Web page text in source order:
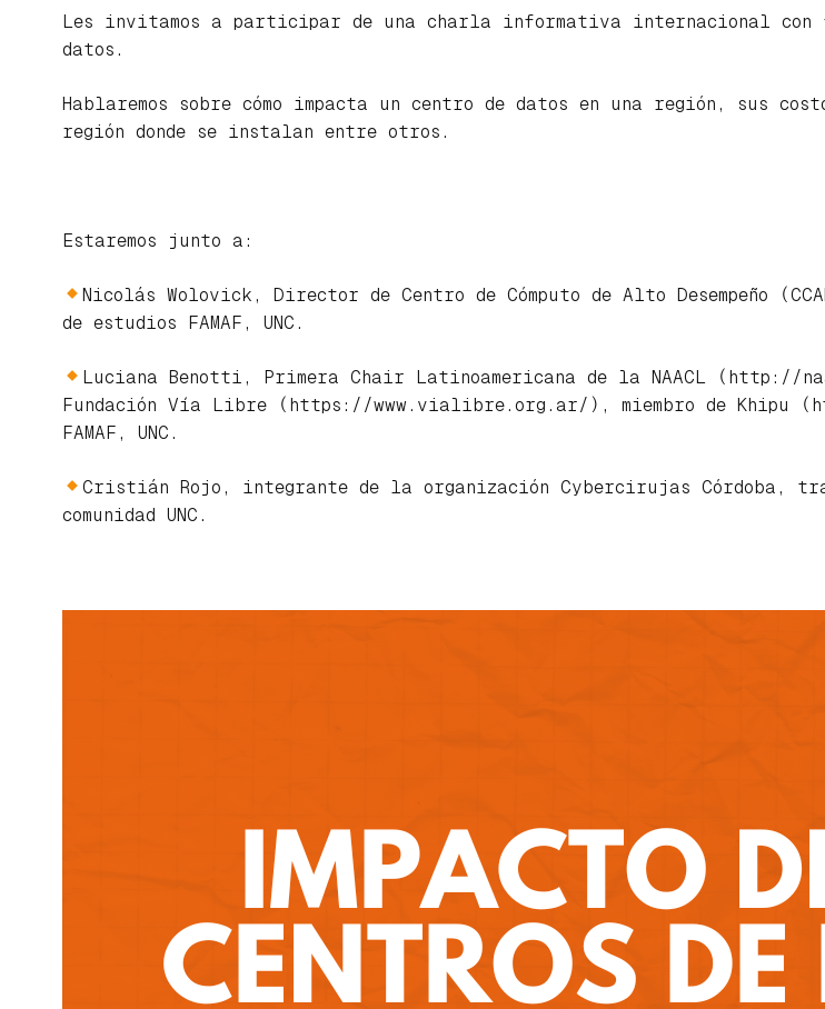
Les invitamos a participar de una charla informativa internacional con
datos.
Hablaremos sobre cómo impacta un centro de datos en una región, sus
región donde se instalan entre otros.
Estaremos junto a:
Nicolás Wolovick, Director de Centro de Cómputo de Alto Desempeño
de estudios FAMAF, UNC.
Luciana Benotti, Primera Chair Latinoamericana de la NAACL
Fundación Vía Libre (https://www.vialibre.org.ar/), miembro de Khipu
FAMAF, UNC.
Cristián Rojo, integrante de la organización Cybercirujas Córdoba,
comunidad UNC.